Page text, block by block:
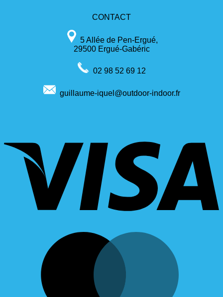
CONTACT
5 Allée de Pen-Ergué,
29500 Ergué-Gabéric
02 98 52 69 12
guillaume-iquel@outdoor-indoor.fr